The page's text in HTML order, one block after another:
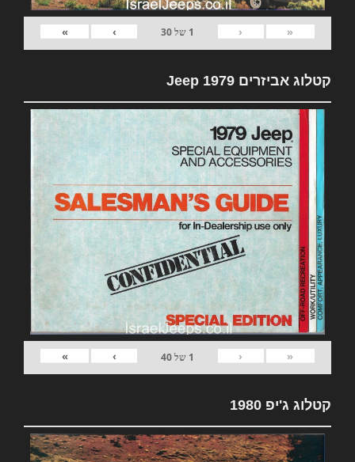
«
‹
1 של30
›
»
קטלוג אביזרים 1979 Jeep
«
‹
1 של40
›
»
קטלוג ג'יפ 1980